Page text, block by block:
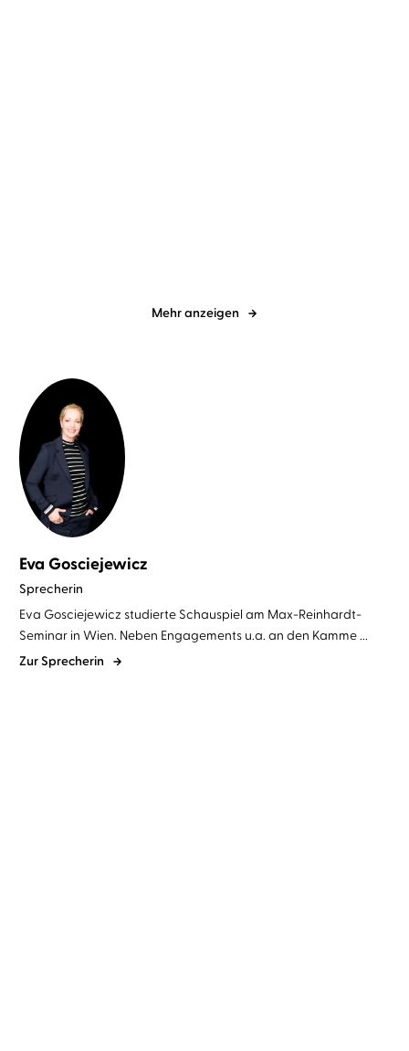
Mehr anzeigen
Eva Gosciejewicz
Sprecherin
Eva Gosciejewicz studierte Schauspiel am Max-Reinhardt-
Seminar in Wien. Neben Engagements u.a. an den Kamme ...
Zur Sprecherin